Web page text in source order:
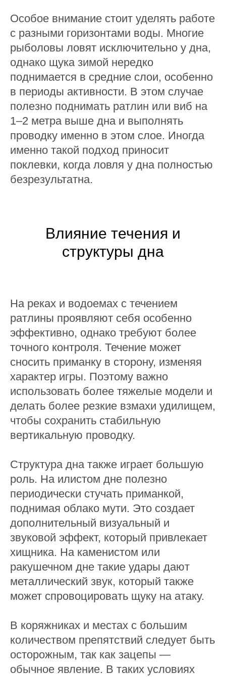
Особое внимание стоит уделять работе
с разными горизонтами воды. Многие
рыболовы ловят исключительно у дна,
однако щука зимой нередко
поднимается в средние слои, особенно
в периоды активности. В этом случае
полезно поднимать ратлин или виб на
1–2 метра выше дна и выполнять
проводку именно в этом слое. Иногда
именно такой подход приносит
поклевки, когда ловля у дна полностью
безрезультатна.
Влияние течения и
структуры дна
На реках и водоемах с течением
ратлины проявляют себя особенно
эффективно, однако требуют более
точного контроля. Течение может
сносить приманку в сторону, изменяя
характер игры. Поэтому важно
использовать более тяжелые модели и
делать более резкие взмахи удилищем,
чтобы сохранить стабильную
вертикальную проводку.
Структура дна также играет большую
роль. На илистом дне полезно
периодически стучать приманкой,
поднимая облако мути. Это создает
дополнительный визуальный и
звуковой эффект, который привлекает
хищника. На каменистом или
ракушечном дне такие удары дают
металлический звук, который также
может спровоцировать щуку на атаку.
В коряжниках и местах с большим
количеством препятствий следует быть
осторожным, так как зацепы —
обычное явление. В таких условиях